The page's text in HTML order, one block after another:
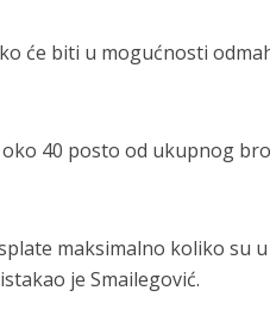
će biti u mogućnosti
40 posto od ukupnog
maksimalno koliko su u
je Smailegović.